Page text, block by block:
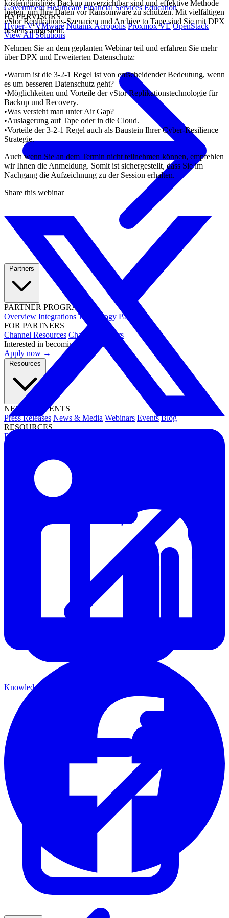
Government Healthcare Financial Services Education
HYPERVISORS
Hyper-V VMware Nutanix Acropolis Proxmox VE OpenStack
View All Solutions
PARTNER PROGRAMS
Overview Integrations Technology Partners
FOR PARTNERS
Channel Resources Channel Partners
Interested in becoming a partner?
Apply now →
NEWS & EVENTS
Press Releases News & Media Webinars Events Blog
RESOURCES
Resource Hub
DOCUMENTATION
Knowledge Base
kostengünstiges Backup unverzichtbar sind und effektive Methode
bieten, um Ihre Daten vor Ransomware zu schützen. Mit vielfältigen
vStor Replikations-Szenarien und Archive to Tape sind Sie mit DPX
bestens aufgestellt.
Nehmen Sie an dem geplanten Webinar teil und erfahren Sie mehr
über DPX und Erweiterten Datenschutz:
•Warum ist die 3-2-1 Regel ist von entscheidender Bedeutung, wenn
es um besseren Datenschutz geht?
•Möglichkeiten und Vorteile der vStor Replikationstechnologie für
Backup und Recovery.
•Was versteht man unter Air Gap?
•Auslagerung auf Tape oder in die Cloud.
•Vorteile der 3-2-1 Regel auch als Baustein Ihrer Cyber-Resilience
Strategie.
Auch wenn Sie an dem Termin nicht teilnehmen können, empfehlen
wir Ihnen die Anmeldung. Somit ist sichergestellt, dass Sie im
Nachgang die Aufzeichnung zu der Session erhalten.
Share this webinar